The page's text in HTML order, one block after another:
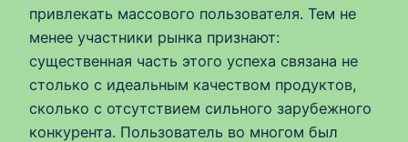
привлекать массового пользователя. Тем не
менее участники рынка признают:
существенная часть этого успеха связана не
столько с идеальным качеством продуктов,
сколько с отсутствием сильного зарубежного
конкурента. Пользователь во многом был